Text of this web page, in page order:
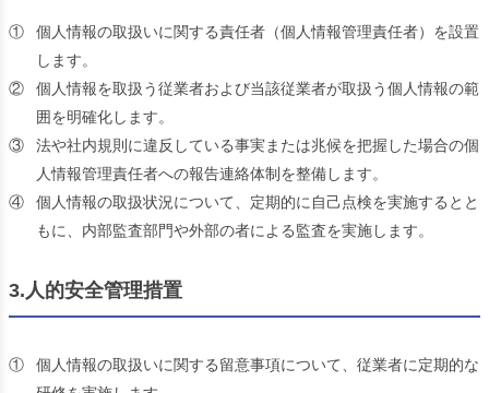
①
個人情報の取扱いに関する責任者（個人情報管理責任者）を設置
します。
②
個人情報を取扱う従業者および当該従業者が取扱う個人情報の範
囲を明確化します。
③
法や社内規則に違反している事実または兆候を把握した場合の個
人情報管理責任者への報告連絡体制を整備します。
④
個人情報の取扱状況について、定期的に自己点検を実施するとと
もに、内部監査部門や外部の者による監査を実施します。
3.人的安全管理措置
①
個人情報の取扱いに関する留意事項について、従業者に定期的な